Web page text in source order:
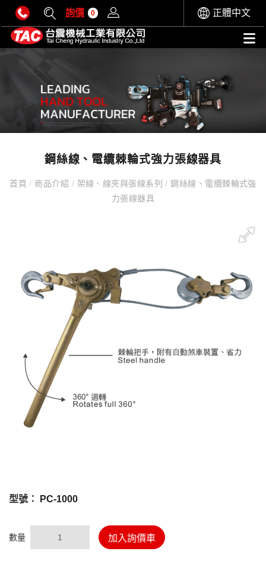
詢價 0 正體中文
鋼絲線、電纜棘輪式強力張線器具
首頁/ 商品介紹 / 架線、線夾與張線系列/ 鋼絲線、電纜棘輪式強
力張線器具
型號： PC-1000
數量 加入詢價車